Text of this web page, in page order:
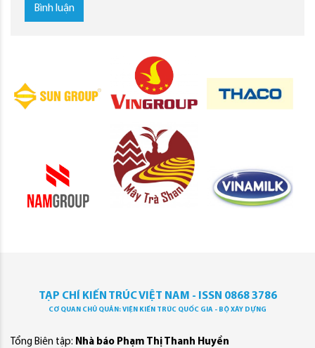
Bình luận
TẠP CHÍ KIẾN TRÚC VIỆT NAM - ISSN 0868 3786
CƠ QUAN CHỦ QUẢN: VIỆN KIẾN TRÚC QUỐC GIA - BỘ XÂY DỰNG
Tổng Biên tập: Nhà báo Phạm Thị Thanh Huyền